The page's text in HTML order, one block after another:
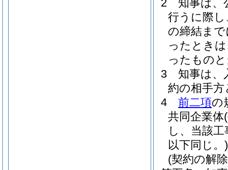
2
知事は、
行うに際
の締結ま
ったとき
ったもの
3
知事は、
約の相手
4
前二項の
共同企業体
し、当該
以下同じ。)
(契約の解